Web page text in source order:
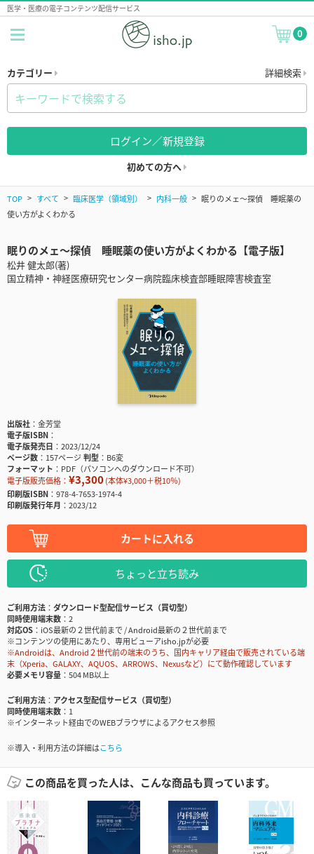
医学・医療の電子コンテンツ配信サービス
0
カテゴリー 詳細検索
ログイン／新規登録
初めての方へ
TOP すべて 臨床医学（領域別） 内科一般
眠りのメェ～探偵 睡眠薬の
使い方がよくわかる
眠りのメェ～探偵 睡眠薬の使い方がよくわかる【電子版】
松井 健太郎(著)
国立精神・神経医療研究センター病院臨床検査部睡眠障害検査室
出版社
金芳堂
電子版ISBN
電子版発売日
2023/12/24
ページ数
157ページ判型
B6変
フォーマット
PDF（パソコンへのダウンロード不可）
電子版販売価格： ¥3,300(本体¥3,000＋税10％)
印刷版ISBN
978-4-7653-1974-4
印刷版発行年月
2023/12
カートに入れる
ちょっと立ち読み
ご利用方法
ダウンロード型配信サービス（買切型）
同時使用端末数
2
対応OS
iOS最新の２世代前まで / Android最新の２世代前まで
※コンテンツの使用にあたり、専用ビューアisho.jpが必要
※Androidは、Android２世代前の端末のうち、国内キャリア経由で販売されている端
末（Xperia、GALAXY、AQUOS、ARROWS、Nexusなど）にて動作確認しています
必要メモリ容量
504 MB以上
ご利用方法
アクセス型配信サービス（買切型）
同時使用端末数
1
※インターネット経由でのWEBブラウザによるアクセス参照
※導入・利用方法の詳細はこちら
この商品を買った人は、こんな商品も買っています。